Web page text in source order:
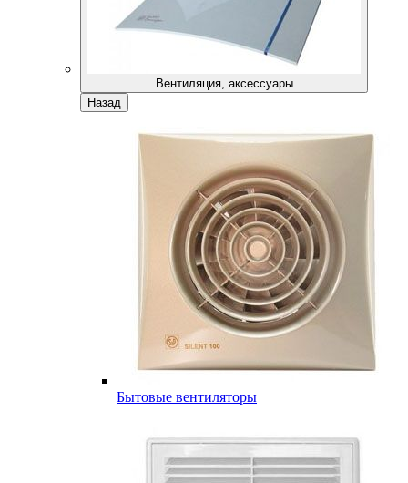
Вентиляция, аксессуары
Назад
Бытовые вентиляторы